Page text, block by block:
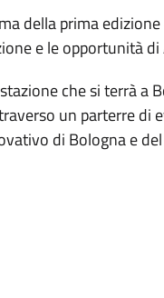
della prima
e le opportunità
che si terrà
un parterre
di Bologna e